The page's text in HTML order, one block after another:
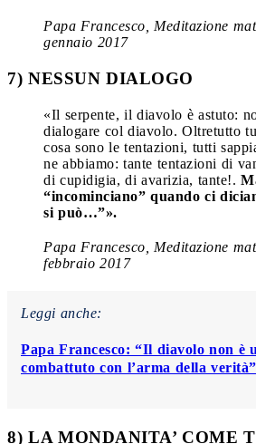
Papa Francesco, Meditazione
gennaio 2017
7) NESSUN DIALOGO
«Il serpente, il diavolo è astuto:
dialogare col diavolo. Oltretutto
cosa sono le tentazioni, tutti
ne abbiamo: tante tentazioni di
di cupidigia, di avarizia, tante!.
“incominciano” quando ci
si può…”».
Papa Francesco, Meditazione
febbraio 2017
Leggi anche:
Papa Francesco: “Il diavolo non è
combattuto con l’arma della verità”
8) LA MONDANITA’ COME